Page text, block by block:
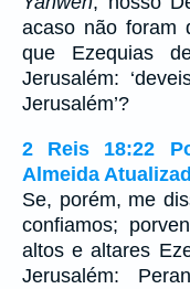
acaso não foram
que Ezequias
Jerusalém:
Jerusalém’?
2 Reis 18:22
Almeida
Se, porém, me
confiamos;
altos e altares
Jerusalém: